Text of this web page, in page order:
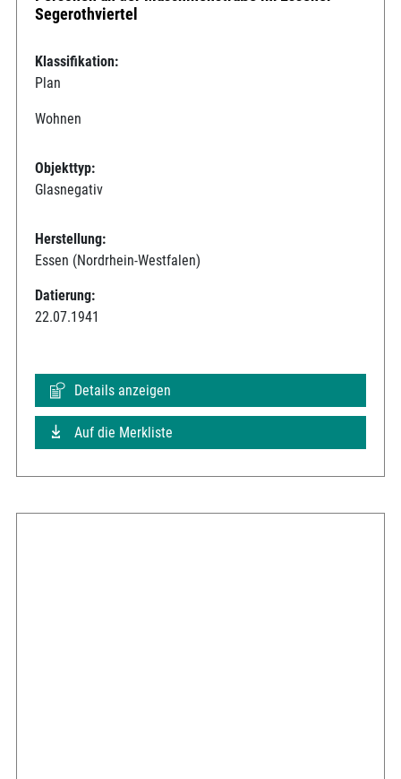
Segerothviertel
Klassifikation:
Plan
Wohnen
Objekttyp:
Glasnegativ
Herstellung:
Essen (Nordrhein-Westfalen)
Datierung:
22.07.1941
Details anzeigen
Auf die Merkliste